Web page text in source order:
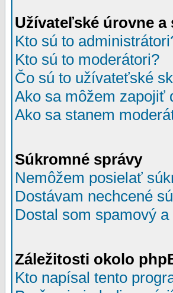
Užívateľské úrovne a
Kto sú to
Kto sú to moderátori?
Čo sú to užívateťské
Ako sa môžem zapojiť
Ako sa stanem
Súkromné správy
Nemôžem posielať
Dostávam nechcené
Dostal som spamový
Záležitosti okolo
Kto napísal tento